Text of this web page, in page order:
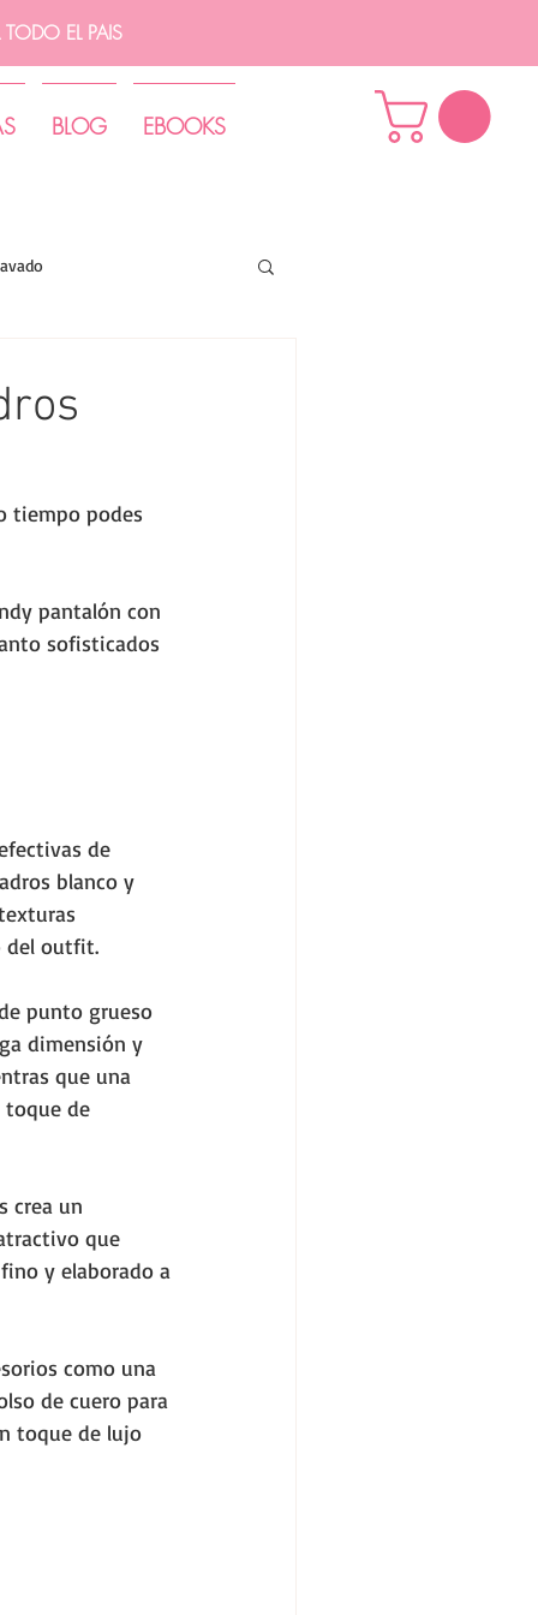
EL PAIS
BLOG EBOOKS
tiempo podes
pantalón con
sofisticados
de
blanco y
del outfit.
punto grueso
dimensión y
que una
toque de
crea un
que
y elaborado a
como una
de cuero para
toque de lujo